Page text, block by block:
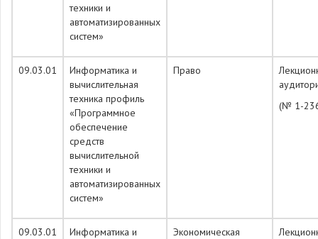
техники и
автоматизированных
систем»
09.03.01
Информатика и
вычислительная
техника профиль
«Программное
обеспечение
средств
вычислительной
техники и
автоматизированных
систем»
Право
(№ 1-
09.03.01
Информатика и
Экономическая